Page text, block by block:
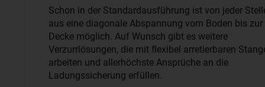
Schon in der Standardausführung ist von jeder
aus eine diagonale Abspannung vom Boden bis zur
Decke möglich. Auf Wunsch gibt es weitere
Verzurrlösungen, die mit flexibel arretierbaren
arbeiten und allerhöchste Ansprüche an die
Ladungssicherung erfüllen.